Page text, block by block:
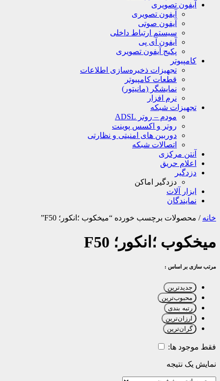
آیفون تصویری
آیفون تصویری
آیفون صوتی
سیستم ارتباط داخلی
آیفون آی پی
پکیج آیفون تصویری
کامپیوتر
تجهیزات ذخیره‌سازی اطلاعات
قطعات کامپیوتر
نمایشگر (مانیتور)
نرم افزار
تجهیزات شبکه
مودم – روتر ADSL
روتر و اکسس پوینت
دوربین های امنیتی و نظارتی
اتصالات شبکه
آنتن مرکزی
اعلام حریق
دزدگیر
دزدگیر اماکن
ابزار آلات
نمایندگان
خانه / محصولات برچسب خورده “میخکوب ؛انکور؛ F50”
میخکوب ؛انکور؛ F50
مرتب سازی بر اساس :
جدیدترین
محبوب‌ترین
رتبه بندی
ارزان‌ترین
گران‌ترین
فقط موجود ها:
نمایش یک نتیجه